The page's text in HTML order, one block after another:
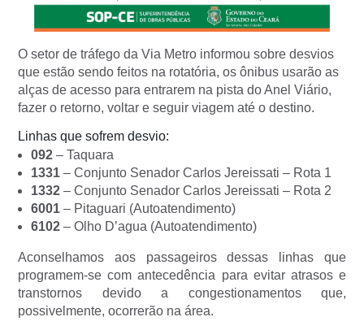
O setor de tráfego da Via Metro informou sobre desvios
que estão sendo feitos na rotatória, os ônibus usarão as
alças de acesso para entrarem na pista do Anel Viário,
fazer o retorno, voltar e seguir viagem até o destino.
Linhas que sofrem desvio:
092 – Taquara
1331 – Conjunto Senador Carlos Jereissati – Rota 1
1332 – Conjunto Senador Carlos Jereissati – Rota 2
6001 – Pitaguari (Autoatendimento)
6102 – Olho D’agua (Autoatendimento)
Aconselhamos aos passageiros dessas linhas que
programem-se com antecedência para evitar atrasos e
transtornos devido a congestionamentos que,
possivelmente, ocorrerão na área.